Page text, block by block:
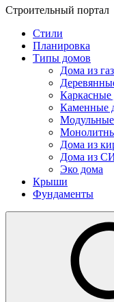
Строительный портал
Стили
Планировка
Типы домов
Дома из
Каркасные
Каменные
Дома из
Дома из
Эко дома
Крыши
Фундаменты